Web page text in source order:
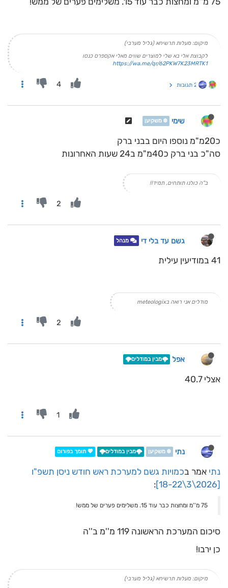
מיקום: מעלות תרשיחא (גליל מערבי)
לקבוצת אלי בא שלי למוצרים שווים מאלי אקספרס כנסו
https://wa.me/qr/62PKW7K23MRTK1
2 תגובות 4
שימי ❄️ משקיען
כ20מ"מ נוספו היום בבני ברק
סה"כ בני ברק כ40מ"מ ב24 שעות האחרונות
ב"ה כולנו תותחים, תמיד!!
2
גשם עד בלי די מנהל
41 במודיעין עילית
מודלים אני רואה בmeteologix
2
אפל 🌩️מבין במודלים🌩️
אצלי 40.7
1
נתי ❄️ משקיען 🌩️מבין במודלים🌩️ 💖 תומך בפורום
נתי אמר בכמויות גשם למערכת ראש חודש ניסן תשפ"ו
[2026\3\18-22]
:
75 מ''מ ומחצות כבר עוד 15. משלימים פערים של ממש!
סיכום המערכת הראשונה 119 מ''מ ב''ה
כן ירבו!
מיקום: מעלות תרשיחא (גליל מערבי)